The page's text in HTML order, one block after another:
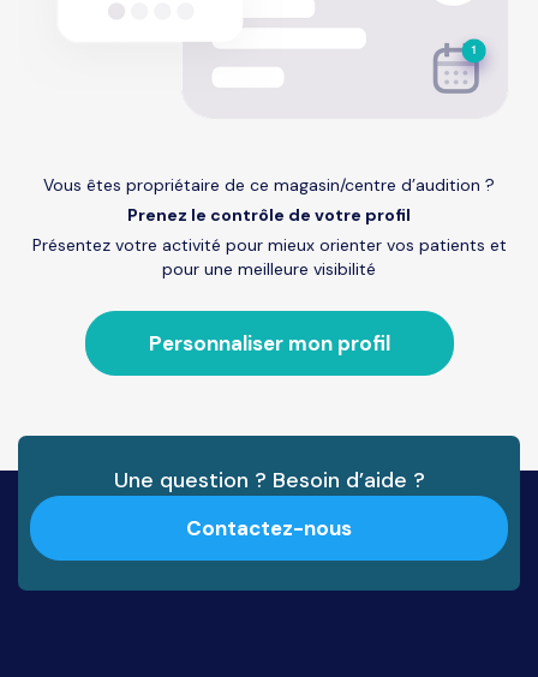
Vous êtes propriétaire de ce magasin/centre d’audition ?
Prenez le contrôle de votre profil
Présentez votre activité pour mieux orienter vos patients et
pour une meilleure visibilité
Personnaliser mon profil
Une question ? Besoin d’aide ?
Contactez-nous